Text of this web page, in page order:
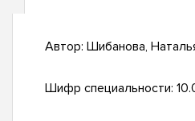
Автор: Шибанова,
Шифр специальности: